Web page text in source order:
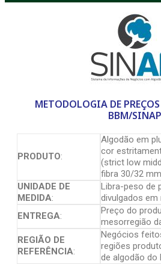
METODOLOGIA DE
BBM/SINAP
PRODUTO:
Algodão em
cor
(strict low
fibra 30/32
UNIDADE DE
MEDIDA:
Libra-peso de
divulgados em
ENTREGA:
Preço do
mesorregião
REGIÃO DE
REFERÊNCIA:
Negócios
regiões
de algodão do